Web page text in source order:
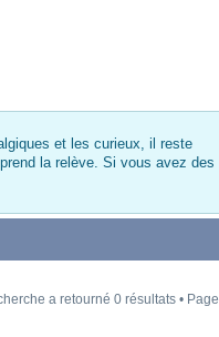
et les curieux, il reste
la relève. Si vous avez des
a retourné 0 résultats • Page